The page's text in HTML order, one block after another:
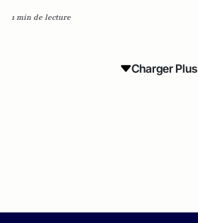
1 min de lecture
Charger Plus